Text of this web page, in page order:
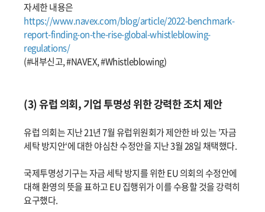
자세한 내용은
https://www.navex.com/blog/article/2022-benchmark-
report-finding-on-the-rise-global-whistleblowing-
regulations/
(#내부신고, #NAVEX, #Whistleblowing)
(3) 유럽 의회, 기업 투명성 위한 강력한 조치 제안
유럽 의회는 지난 21년 7월 유럽위원회가 제안한 바 있는 ’자금
세탁 방지안‘에 대한 야심찬 수정안을 지난 3월 28일 채택했다.
국제투명성기구는 자금 세탁 방지를 위한 EU 의회의 수정안에
대해 환영의 뜻을 표하고 EU 집행위가 이를 수용할 것을 강력히
요구했다.